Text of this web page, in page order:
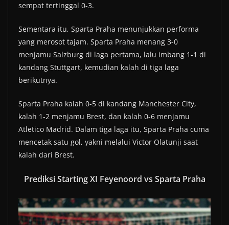
sempat tertinggal 0-3.
Sementara itu, Sparta Praha menunjukkan performa
yang merosot tajam. Sparta Praha menang 3-0
menjamu Salzburg di laga pertama, lalu imbang 1-1 di
kandang Stuttgart, kemudian kalah di tiga laga
berikutnya.
Sparta Praha kalah 0-5 di kandang Manchester City,
kalah 1-2 menjamu Brest, dan kalah 0-6 menjamu
Atletico Madrid. Dalam tiga laga itu, Sparta Praha cuma
mencetak satu gol, yakni melalui Victor Olatunji saat
kalah dari Brest.
Prediksi Starting XI Feyenoord vs Sparta Praha